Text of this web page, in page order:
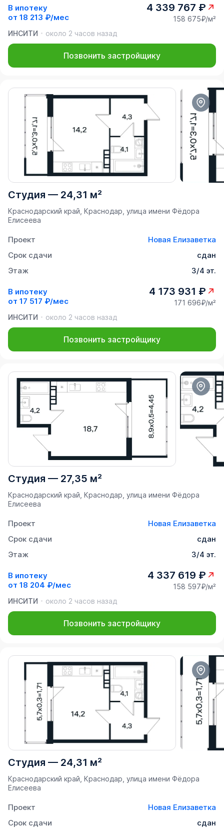
В ипотеку
от 18 213 ₽/мес
4 339 767 ₽
158 675₽/м²
ИНСИТИ
около 2 часов назад
Позвонить застройщику
Студия — 24,31 м²
Краснодарский край, Краснодар, улица имени Фёдора
Елисеева
Проект
Новая Елизаветка
Срок сдачи
сдан
Этаж
3/4 эт.
В ипотеку
от 17 517 ₽/мес
4 173 931 ₽
171 696₽/м²
ИНСИТИ
около 2 часов назад
Позвонить застройщику
Студия — 27,35 м²
Краснодарский край, Краснодар, улица имени Фёдора
Елисеева
Проект
Новая Елизаветка
Срок сдачи
сдан
Этаж
3/4 эт.
В ипотеку
от 18 204 ₽/мес
4 337 619 ₽
158 597₽/м²
ИНСИТИ
около 2 часов назад
Позвонить застройщику
Студия — 24,31 м²
Краснодарский край, Краснодар, улица имени Фёдора
Елисеева
Проект
Новая Елизаветка
Срок сдачи
сдан